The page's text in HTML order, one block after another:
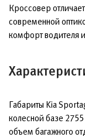
Кроссовер
современной
комфорт водителя
Габариты Kia
колесной базе
объем багажного